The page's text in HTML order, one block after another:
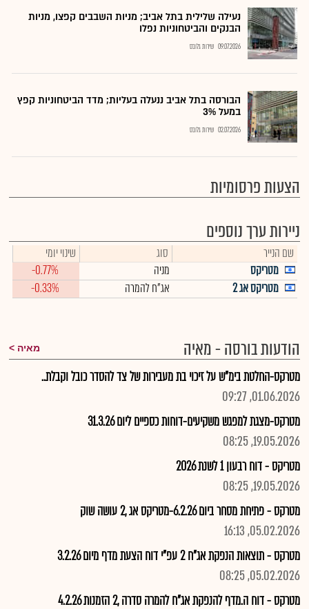
נעילה שלילית בתל אביב; מניות השבבים קפצו, מניות
הבנקים והביטחוניות נפלו
09.07.2026 שירות גלובס
הבורסה בתל אביב ננעלה בעליות; מדד הביטחוניות קפץ
במעל 3%
02.07.2026 שירות גלובס
הצעות פרסומיות
ניירות ערך נוספים
שם הנייר סוג
שינוי יומי
מטריקס
מניה
-0.77%
מטריקס אג 2
אג"ח להמרה -0.33%
הודעות בורסה - מאיה מאיה
מטרקס-החלטת בימ"ש על זיכוי בת מעבירות של צד להסדר כובל וקבלת..
01.06.2026, 09:27
מטרקס-מצגת למפגש משקיעים-דוחות כספיים ליום 31.3.26
19.05.2026, 08:25
מטריקס - דוח רבעון 1 לשנת 2026
19.05.2026, 08:25
מטרקס - פתיחת מסחר ביום 6.2.26-מטריקס אג ,2 עושה שוק
05.02.2026, 16:13
מטרקס - תוצאות הנפקת אג"ח 2 עפ"י דוח הצעת מדף מיום 3.2.26
05.02.2026, 08:25
מטרקס - דוח ה.מדף להנפקת אג"ח להמרה סדרה ,2 הזמנות 4.2.26